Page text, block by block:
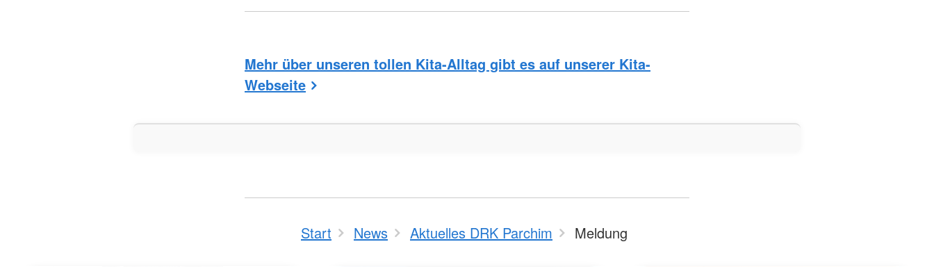
Mehr über unseren tollen Kita-Alltag gibt es auf unserer Kita-
Webseite
Start News Aktuelles DRK Parchim Meldung